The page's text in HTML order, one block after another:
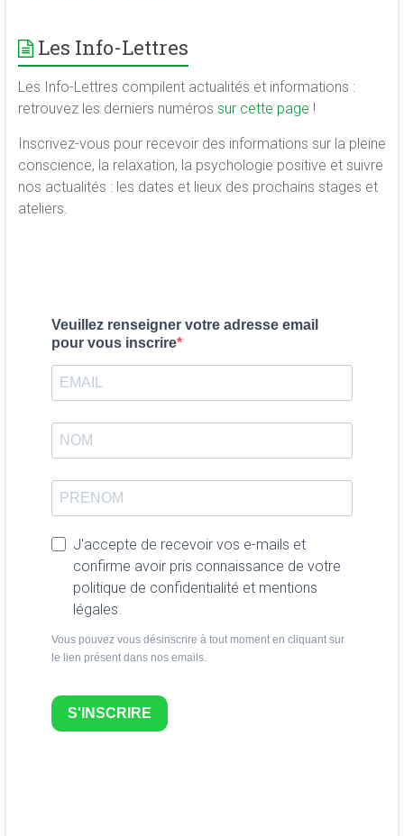
Les Info-Lettres
Les Info-Lettres compilent actualités et informations :
retrouvez les derniers numéros sur cette page !
Inscrivez-vous pour recevoir des informations sur la pleine
conscience, la relaxation, la psychologie positive et suivre
nos actualités : les dates et lieux des prochains stages et
ateliers.
Veuillez renseigner votre adresse email
pour vous inscrire
J'accepte de recevoir vos e-mails et
confirme avoir pris connaissance de votre
politique de confidentialité et mentions
légales.
Vous pouvez vous désinscrire à tout moment en cliquant sur
le lien présent dans nos emails.
S'INSCRIRE